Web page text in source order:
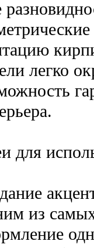
легко
для
из